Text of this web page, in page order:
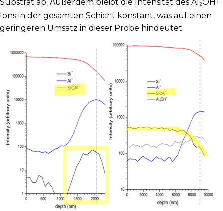
Substrat ab. Außerdem bleibt die Intensität des Al 2OH+
Ions in der gesamten Schicht konstant, was auf einen
geringeren Umsatz in dieser Probe hindeutet.